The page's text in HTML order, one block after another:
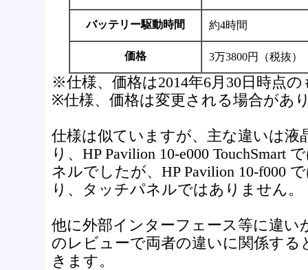
バッテリー駆動時間 約4時間
価格 3万3800円（税抜）
※仕様、価格は2014年6月30日時点
※仕様、価格は変更される場合があ
仕様は似ていますが、主な違いは液
り、HP Pavilion 10-e000 TouchSmart
ネルでしたが、HP Pavilion 10-f000
り、タッチパネルではありません。
他に外部インターフェース等に違い
のレビューで両者の違いに関係する
きます。